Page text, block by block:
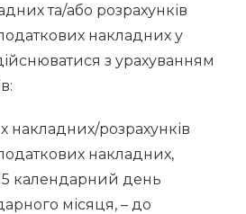
та/або розрахунків
накладних у
з урахуванням
розрахунків
накладних,
календарний день
місяця, – до